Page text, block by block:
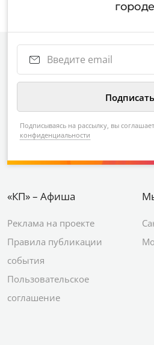
городе
Подписываясь на рассылку, вы
конфиденциальности
«КП» – Афиша
Реклама на проекте
Правила публикации
события
Пользовательское
соглашение